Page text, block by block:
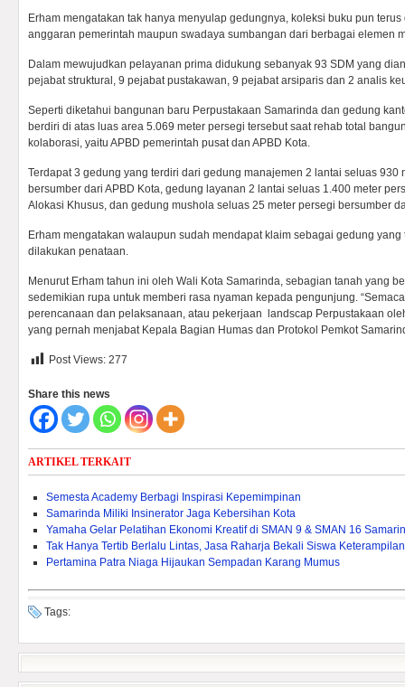
Erham mengatakan tak hanya menyulap gedungnya, koleksi buku pun
anggaran pemerintah maupun swadaya sumbangan dari berbagai elemen
Dalam mewujudkan pelayanan prima didukung sebanyak 93 SDM yang
pejabat struktural, 9 pejabat pustakawan, 9 pejabat arsiparis dan 2 analis
Seperti diketahui bangunan baru Perpustakaan Samarinda dan gedung
berdiri di atas luas area 5.069 meter persegi tersebut saat rehab total
kolaborasi, yaitu APBD pemerintah pusat dan APBD Kota.
Terdapat 3 gedung yang terdiri dari gedung manajemen 2 lantai seluas 930
bersumber dari APBD Kota, gedung layanan 2 lantai seluas 1.400 meter
Alokasi Khusus, dan gedung mushola seluas 25 meter persegi bersumber
Erham mengatakan walaupun sudah mendapat klaim sebagai gedung
dilakukan penataan.
Menurut Erham tahun ini oleh Wali Kota Samarinda, sebagian tanah yang
sedemikian rupa untuk memberi rasa nyaman kepada pengunjung.
perencanaan dan pelaksanaan, atau pekerjaan landscap Perpustakaan
yang pernah menjabat Kepala Bagian Humas dan Protokol Pemkot
Post Views: 277
Share this news
ARTIKEL TERKAIT
Semesta Academy Berbagi Inspirasi Kepemimpinan
Samarinda Miliki Insinerator Jaga Kebersihan Kota
Yamaha Gelar Pelatihan Ekonomi Kreatif di SMAN 9 & SMAN 16
Tak Hanya Tertib Berlalu Lintas, Jasa Raharja Bekali Siswa
Pertamina Patra Niaga Hijaukan Sempadan Karang Mumus
Tags: